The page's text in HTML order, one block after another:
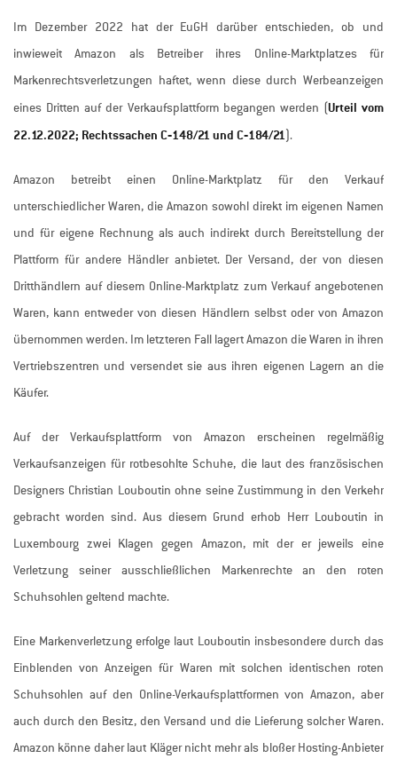
Im Dezember 2022 hat der EuGH darüber entschieden, ob und
inwieweit Amazon als Betreiber ihres Online-Marktplatzes für
Markenrechtsverletzungen haftet, wenn diese durch Werbeanzeigen
eines Dritten auf der Verkaufsplattform begangen werden (Urteil vom
22.12.2022; Rechtssachen C‑148/21 und C‑184/21).
Amazon betreibt einen Online-Marktplatz für den Verkauf
unterschiedlicher Waren, die Amazon sowohl direkt im eigenen Namen
und für eigene Rechnung als auch indirekt durch Bereitstellung der
Plattform für andere Händler anbietet. Der Versand, der von diesen
Dritthändlern auf diesem Online-Marktplatz zum Verkauf angebotenen
Waren, kann entweder von diesen Händlern selbst oder von Amazon
übernommen werden. Im letzteren Fall lagert Amazon die Waren in ihren
Vertriebszentren und versendet sie aus ihren eigenen Lagern an die
Käufer.
Auf der Verkaufsplattform von Amazon erscheinen regelmäßig
Verkaufsanzeigen für rotbesohlte Schuhe, die laut des französischen
Designers Christian Louboutin ohne seine Zustimmung in den Verkehr
gebracht worden sind. Aus diesem Grund erhob Herr Louboutin in
Luxembourg zwei Klagen gegen Amazon, mit der er jeweils eine
Verletzung seiner ausschließlichen Markenrechte an den roten
Schuhsohlen geltend machte.
Eine Markenverletzung erfolge laut Louboutin insbesondere durch das
Einblenden von Anzeigen für Waren mit solchen identischen roten
Schuhsohlen auf den Online-Verkaufsplattformen von Amazon, aber
auch durch den Besitz, den Versand und die Lieferung solcher Waren.
Amazon könne daher laut Kläger nicht mehr als bloßer Hosting-Anbieter